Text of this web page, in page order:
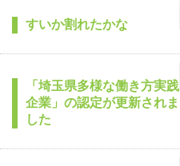
すいか割れたかな
「埼玉県多様な働き方実践
企業」の認定が更新されま
した